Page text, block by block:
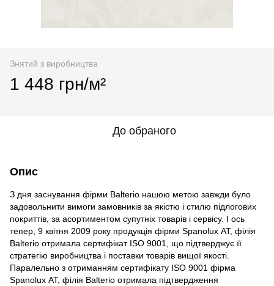
Знятий з виробництва
1 448 грн/м²
До обраного
Опис
З дня заснування фірми Balterio нашою метою завжди було
задовольнити вимоги замовників за якістю і стилю підлогових
покриттів, за асортиментом супутніх товарів і сервісу. І ось
тепер, 9 квітня 2009 року продукція фірми Spanolux АТ, філія
Balterio отримала сертифікат ISO 9001, що підтверджує її
стратегію виробництва і поставки товарів вищої якості.
Паралельно з отриманням сертифікату ISO 9001 фірма
Spanolux АТ, філія Balterio отримала підтвердження